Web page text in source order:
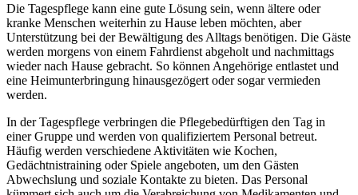
Die Tagespflege kann eine gute Lösung sein, wenn ältere oder
kranke Menschen weiterhin zu Hause leben möchten, aber
Unterstützung bei der Bewältigung des Alltags benötigen. Die Gäste
werden morgens von einem Fahrdienst abgeholt und nachmittags
wieder nach Hause gebracht. So können Angehörige entlastet und
eine Heimunterbringung hinausgezögert oder sogar vermieden
werden.
In der Tagespflege verbringen die Pflegebedürftigen den Tag in
einer Gruppe und werden von qualifiziertem Personal betreut.
Häufig werden verschiedene Aktivitäten wie Kochen,
Gedächtnistraining oder Spiele angeboten, um den Gästen
Abwechslung und soziale Kontakte zu bieten. Das Personal